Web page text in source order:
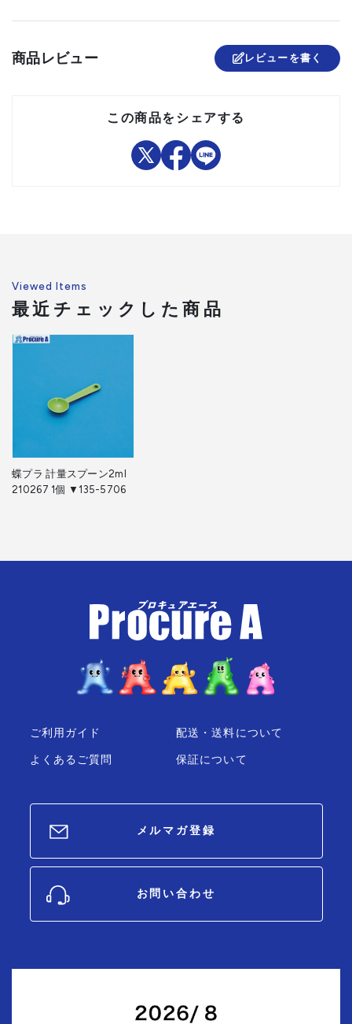
商品レビュー レビューを書く
この商品をシェアする
Viewed Items
最近チェックした商品
蝶プラ 計量スプーン2ml
210267 1個 ▼135-5706
ご利用ガイド
よくあるご質問
配送・送料について
保証について
メルマガ登録
お問い合わせ